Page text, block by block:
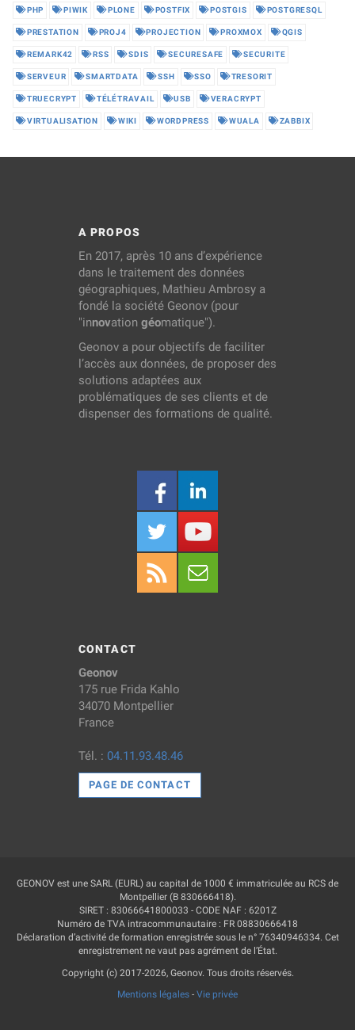
PHP PIWIK PLONE POSTFIX POSTGIS POSTGRESQL
PRESTATION PROJ4 PROJECTION PROXMOX QGIS
REMARK42 RSS SDIS SECURESAFE SECURITE
SERVEUR SMARTDATA SSH SSO TRESORIT
TRUECRYPT TÉLÉTRAVAIL USB VERACRYPT
VIRTUALISATION WIKI WORDPRESS WUALA ZABBIX
A PROPOS
En 2017, après 10 ans d’expérience
dans le traitement des données
géographiques, Mathieu Ambrosy a
fondé la société Geonov (pour
"innovation géomatique").
Geonov a pour objectifs de faciliter
l’accès aux données, de proposer des
solutions adaptées aux
problématiques de ses clients et de
dispenser des formations de qualité.
CONTACT
Geonov
175 rue Frida Kahlo
34070 Montpellier
France
Tél. : 04.11.93.48.46
PAGE DE CONTACT
GEONOV est une SARL (EURL) au capital de 1000 € immatriculée au RCS de
Montpellier (B 830666418).
SIRET : 83066641800033 - CODE NAF : 6201Z
Numéro de TVA intracommunautaire : FR 08830666418
Déclaration d’activité de formation enregistrée sous le n° 76340946334. Cet
enregistrement ne vaut pas agrément de l’État.
Copyright (c) 2017-2026, Geonov. Tous droits réservés.
Mentions légales - Vie privée